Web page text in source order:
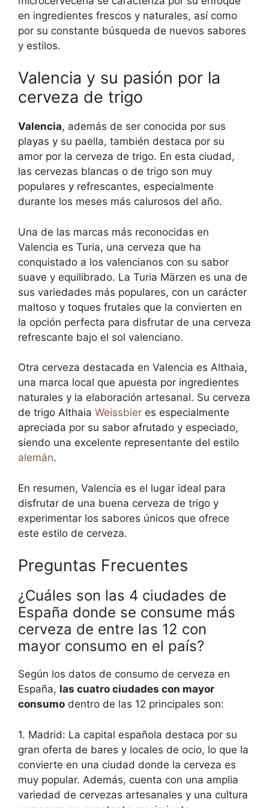
en ingredientes frescos y naturales, así como
por su constante búsqueda de nuevos sabores
y estilos.
Valencia y su pasión por la
cerveza de trigo
Valencia, además de ser conocida por sus
playas y su paella, también destaca por su
amor por la cerveza de trigo. En esta ciudad,
las cervezas blancas o de trigo son muy
populares y refrescantes, especialmente
durante los meses más calurosos del año.
Una de las marcas más reconocidas en
Valencia es Turia, una cerveza que ha
conquistado a los valencianos con su sabor
suave y equilibrado. La Turia Märzen es una de
sus variedades más populares, con un carácter
maltoso y toques frutales que la convierten en
la opción perfecta para disfrutar de una cerveza
refrescante bajo el sol valenciano.
Otra cerveza destacada en Valencia es Althaia,
una marca local que apuesta por ingredientes
naturales y la elaboración artesanal. Su cerveza
de trigo Althaia Weissbier es especialmente
apreciada por su sabor afrutado y especiado,
siendo una excelente representante del estilo
alemán.
En resumen, Valencia es el lugar ideal para
disfrutar de una buena cerveza de trigo y
experimentar los sabores únicos que ofrece
este estilo de cerveza.
Preguntas Frecuentes
¿Cuáles son las 4 ciudades de
España donde se consume más
cerveza de entre las 12 con
mayor consumo en el país?
Según los datos de consumo de cerveza en
España, las cuatro ciudades con mayor
consumo dentro de las 12 principales son:
1. Madrid: La capital española destaca por su
gran oferta de bares y locales de ocio, lo que la
convierte en una ciudad donde la cerveza es
muy popular. Además, cuenta con una amplia
variedad de cervezas artesanales y una cultura